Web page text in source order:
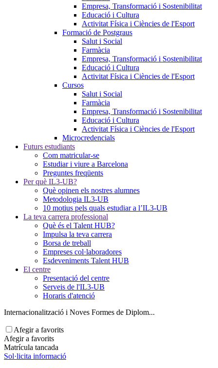
Empresa, Transformació i Sostenibilitat
Educació i Cultura
Activitat Física i Ciències de l'Esport
Formació de Postgraus
Salut i Social
Farmàcia
Empresa, Transformació i Sostenibilitat
Educació i Cultura
Activitat Física i Ciències de l'Esport
Cursos
Salut i Social
Farmàcia
Empresa, Transformació i Sostenibilitat
Educació i Cultura
Activitat Física i Ciències de l'Esport
Microcredencials
Futurs estudiants
Com matricular-se
Estudiar i viure a Barcelona
Preguntes freqüents
Per què IL3-UB?
Què opinen els nostres alumnes
Metodologia IL3-UB
10 motius pels quals estudiar a l’IL3-UB
La teva carrera professional
Què és el Talent HUB?
Impulsa la teva carrera
Borsa de treball
Empreses col·laboradores
Esdeveniments Talent HUB
El centre
Presentació del centre
Serveis de l'IL3-UB
Horaris d'atenció
Internacionalització i Noves Formes de Diplom...
Afegir a favorits
Afegir a favorits
Matrícula tancada
Sol·licita informació